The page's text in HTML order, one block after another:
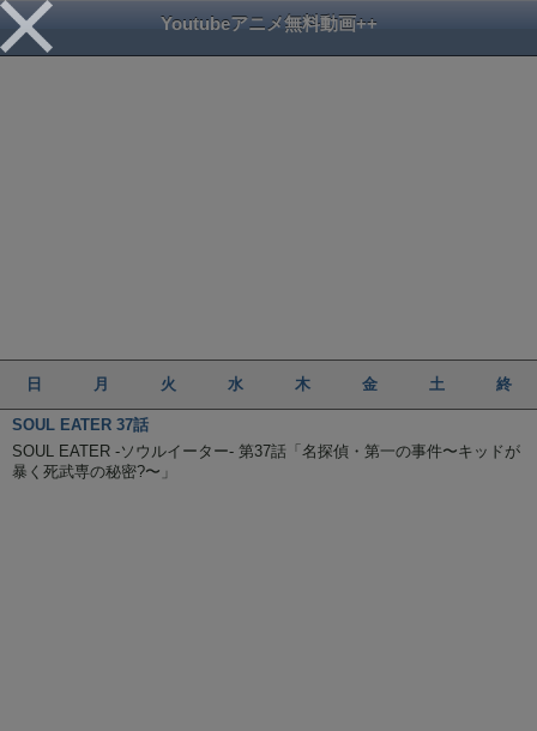
Youtubeアニメ無料動画++
日 月 火 水 木 金 土 終
SOUL EATER 37話
SOUL EATER -ソウルイーター- 第37話「名探偵・第一の事件〜キッドが
暴く死武専の秘密?〜」